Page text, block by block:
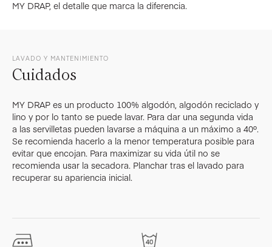
MY DRAP, el detalle que marca la diferencia.
LAVADO Y MANTENIMIENTO
Cuidados
MY DRAP es un producto 100% algodón, algodón reciclado y
lino y por lo tanto se puede lavar. Para dar una segunda vida
a las servilletas pueden lavarse a máquina a un máximo a 40º.
Se recomienda hacerlo a la menor temperatura posible para
evitar que encojan. Para maximizar su vida útil no se
recomienda usar la secadora. Planchar tras el lavado para
recuperar su apariencia inicial.